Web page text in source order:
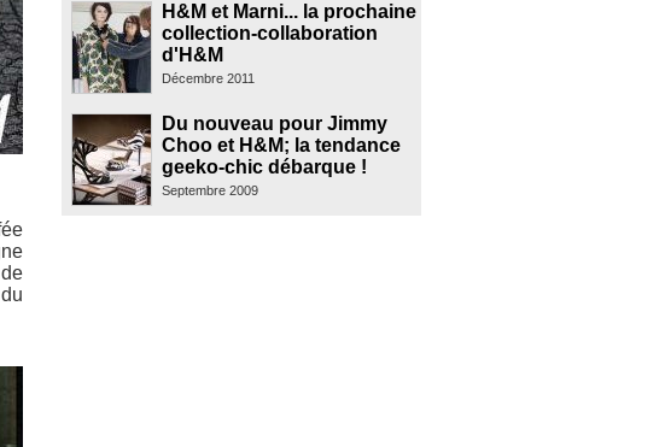
H&M et Marni... la prochaine
collection-collaboration
d'H&M
Décembre 2011
Du nouveau pour Jimmy
Choo et H&M; la tendance
geeko-chic débarque !
Septembre 2009